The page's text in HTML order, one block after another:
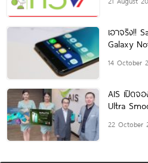
เอาจริง!!
Galaxy
14 October
AIS เปิดจ
Ultra
22 October